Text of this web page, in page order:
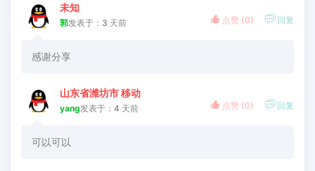
未知
郭发表于：3 天前
感谢分享
 点赞 (0)  回复
山东省潍坊市 移动
yang发表于：4 天前
可以可以
 点赞 (0)  回复